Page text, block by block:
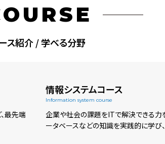
ス紹介 / 学べる分野
最先端
情報システムコース
Information system course
企業や社会の課題をITで解決できる力を
ータベースなどの知識を実践的に学び